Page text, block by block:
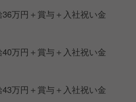
ても、
りたい姿は人それぞれ。
様なキャリアパスをご用意。
万円＋賞与＋入社祝い金
万円＋賞与＋入社祝い金
万円＋賞与＋入社祝い金